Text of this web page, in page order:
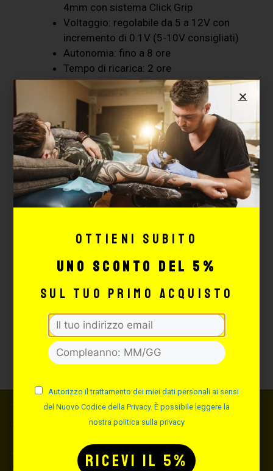
4mm con sistema Click Grip
Voltaggio: regolabile da 5 a 12V con
incremento di 0.1V (5-10V consigliati)
Autonomia: fino a 8 ore
Tempo di ricarica: 2 ore
Jump Start: integrato
Ricarica: USB
Peso: 200gr con grip big, 172gr con
grip slim (batteria inclusa)
Spessore: 31mm
Lunghezza: 133mm
Inclusi nel cofanetto troverai:
Fluid V3
Dock magnetico
autoclavabile “Slim” da 27mm
Chiavi esagonali e o-ring di ricambio
Il caricatore in confezione potrebbe
subire variazioni estetiche in base alla
disponibilità.
Spedizione
Consegna in 24 ore lavorative dal ricevimento
Ottieni subito
uno sconto del 5%
sul tuo primo acquisto
Autorizzo il trattamento dei miei dati personali ai sensi
del Nuovo Codice della Privacy. È possibile leggere la
nostra politica sulla privacy